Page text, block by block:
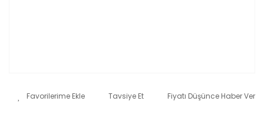
Tavsiye Et Fiyatı Düşünce Haber Ver